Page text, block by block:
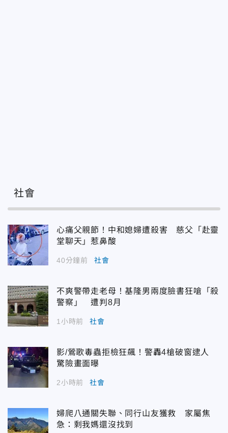
社會
心痛父親節！中和媳婦遭殺害 慈父「赴靈
堂聊天」惹鼻酸
40分鐘前 社會
不爽警帶走老母！基隆男兩度臉書狂嗆「殺
警察」 遭判8月
1小時前 社會
影/鶯歌毒蟲拒檢狂飆！警轟4槍破窗逮人
驚險畫面曝
2小時前 社會
婦爬八通關失聯、同行山友獲救 家屬焦
急：剩我媽還沒找到